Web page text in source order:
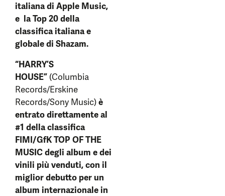
italiana di Apple Music,
e la Top 20 della
classifica italiana e
globale di Shazam.
“HARRY’S
HOUSE” (Columbia
Records/Erskine
Records/Sony Music)è
entrato direttamente al
#1 della classifica
FIMI/GfK TOP OF THE
MUSIC degli album e dei
vinili più venduti, con il
miglior debutto per un
album internazionale in